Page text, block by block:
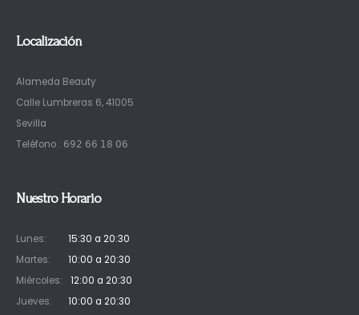
Localización
Alameda Beauty
Calle Lumbreras 6, 41005
Sevilla
Teléfono : 𝟨𝟫𝟤 𝟨𝟨 𝟣𝟪 𝟢𝟨
Nuestro Horario
Lunes:
15:30 a 20:30
Martes:
10:00 a 20:30
Miércoles:
12:00 a 20:30
Jueves:
10:00 a 20:30